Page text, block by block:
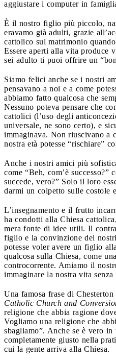
aggiustare i computer in
È il nostro figlio più piccolo,
eravamo già adulti, grazie
cattolico sul matrimonio
Essere aperti alla vita produce
sei adulto ti puoi offrire un
Siamo felici anche se i nostri
pensavano a noi e a come
abbiamo fatto qualcosa che
Nessuno poteva pensare che
cattolici (l’uso degli
universale, ne sono certo), e
immaginava. Non riuscivano a
nostra età potesse “rischiare”
Anche i nostri amici più
come “Beh, com’è successo?”
succede, vero?” Solo il loro
darmi un colpetto sulle costole
L’insegnamento e il frutto
ha condotti alla Chiesa
mera fonte di idee utili. Il
figlio e la convinzione dei
potesse voler avere un figlio
qualcosa sulla Chiesa, come
controcorrente. Amiamo il
immaginare la nostra vita
Una famosa frase di
Catholic Church and
religione che abbia ragione
Vogliamo una religione che
sbagliamo”. Anche se è vero
completamente giusto nella
cui la gente arriva alla Chiesa.